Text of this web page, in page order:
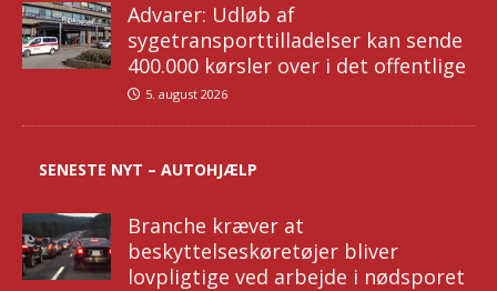
Advarer: Udløb af
sygetransporttilladelser kan sende
400.000 kørsler over i det offentlige
5. august 2026
SENESTE NYT – AUTOHJÆLP
Branche kræver at
beskyttelseskøretøjer bliver
lovpligtige ved arbejde i nødsporet